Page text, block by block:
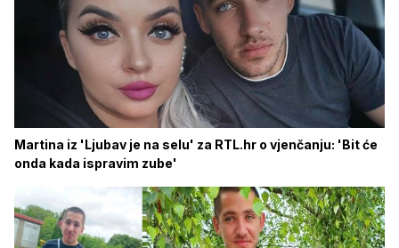
Martina iz 'Ljubav je na selu' za RTL.hr o vjenčanju: 'Bit će
onda kada ispravim zube'